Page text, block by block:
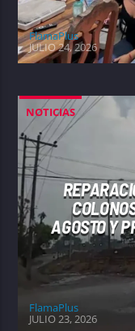
FlamaPlus
JULIO 24, 2026
NOTICIAS
AGOSTO Y
FlamaPlus
JULIO 23, 2026